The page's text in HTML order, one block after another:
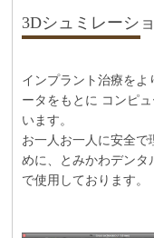
3Dシュミレーシ
インプラント治療を
ータをもとに コンピ
います。
お一人お一人に安全で
めに、とみかわデンタ
で使用しております。